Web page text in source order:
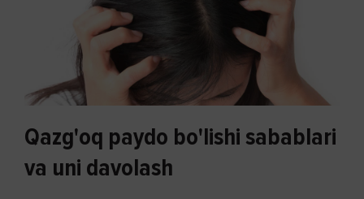
Qazg'oq paydo bo'lishi sabablari
va uni davolash